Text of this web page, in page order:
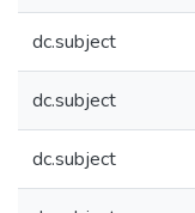
dc.subject
dc.subject
dc.subject